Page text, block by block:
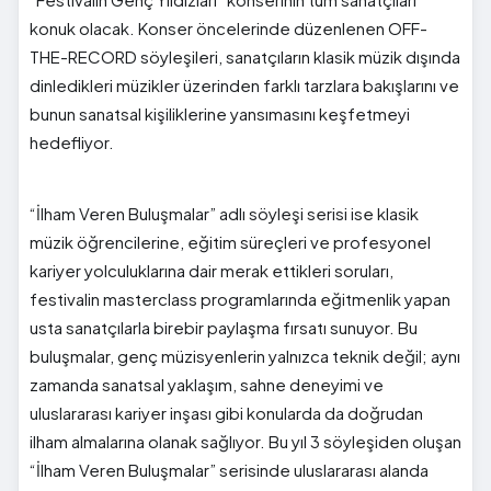
konuk olacak. Konser öncelerinde düzenlenen OFF-
THE-RECORD söyleşileri, sanatçıların klasik müzik dışında
dinledikleri müzikler üzerinden farklı tarzlara bakışlarını ve
bunun sanatsal kişiliklerine yansımasını keşfetmeyi
hedefliyor.
“İlham Veren Buluşmalar” adlı söyleşi serisi ise klasik
müzik öğrencilerine, eğitim süreçleri ve profesyonel
kariyer yolculuklarına dair merak ettikleri soruları,
festivalin masterclass programlarında eğitmenlik yapan
usta sanatçılarla birebir paylaşma fırsatı sunuyor. Bu
buluşmalar, genç müzisyenlerin yalnızca teknik değil; aynı
zamanda sanatsal yaklaşım, sahne deneyimi ve
uluslararası kariyer inşası gibi konularda da doğrudan
ilham almalarına olanak sağlıyor. Bu yıl 3 söyleşiden oluşan
“İlham Veren Buluşmalar” serisinde uluslararası alanda